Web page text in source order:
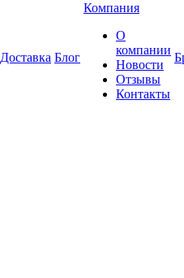
Доставка Блог
Компания
О
компании
Новости
Отзывы
Контакты